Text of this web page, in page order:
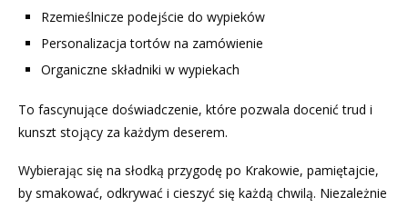
Rzemieślnicze podejście do wypieków
Personalizacja tortów na zamówienie
Organiczne składniki w wypiekach
To fascynujące doświadczenie, które pozwala docenić trud i
kunszt stojący za każdym deserem.
Wybierając się na słodką przygodę po Krakowie, pamiętajcie,
by smakować, odkrywać i cieszyć się każdą chwilą. Niezależnie